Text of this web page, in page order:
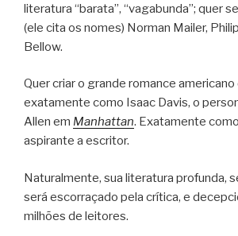
literatura “barata”, “vagabunda”; quer
(ele cita os nomes) Norman Mailer,
Bellow.
Quer criar o grande romance
exatamente como Isaac Davis, o
Allen em Manhattan. Exatamente
aspirante a escritor.
Naturalmente, sua literatura profunda,
será escorraçado pela crítica, e
milhões de leitores.